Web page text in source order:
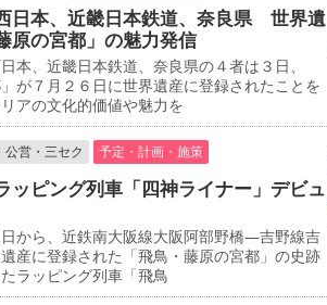
日本、近畿日本鉄道、奈良県 世界遺
原の宮都」の魅力発信
本、近畿日本鉄道、奈良県の４者は３日、
」が７月２６日に世界遺産に登録されたことを
アの文化的価値や魅力を
公営・三セク 予定・計画・施策
ピング列車「四神ライナー」デビュ
から、近鉄南大阪線大阪阿部野橋―吉野線吉
産に登録された「飛鳥・藤原の宮都」の史跡
ラッピング列車「飛鳥